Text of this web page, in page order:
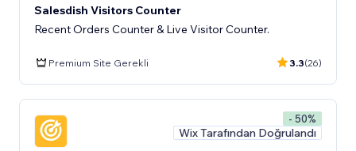
Salesdish Visitors Counter
Recent Orders Counter & Live Visitor Counter.
Premium Site Gerekli 3.3(26)
- 50%
Wix Tarafından Doğrulandı